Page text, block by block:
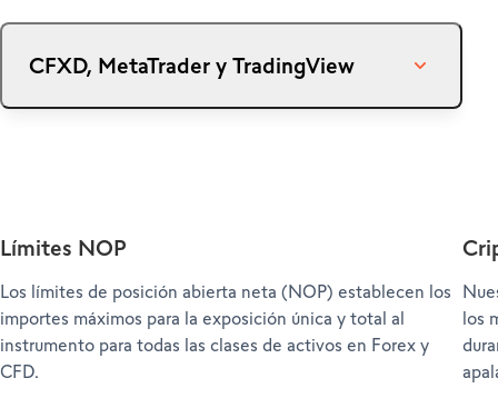
CFXD, MetaTrader y TradingView
Ten en cuenta que, en el caso de posiciones agregadas que
dichas posiciones se liquidarán primero hasta el tamaño
máximo de transacción. Si el nivel de margen vuelve a ser del
50% o superior después de esta primera liquidación, no se
realizará ninguna otra liquidación.
Límites NOP
Los límites de posición abierta neta (NOP) establecen los
importes máximos para la exposición única y total al
instrumento para todas las clases de activos en Forex y
CFD.
los